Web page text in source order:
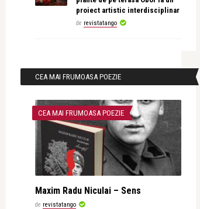
proiect artistic interdisciplinar
de revistatango
CEA MAI FRUMOASA POEZIE
CEA MAI FRUMOASA POEZIE
Maxim Radu Niculai – Sens
de revistatango